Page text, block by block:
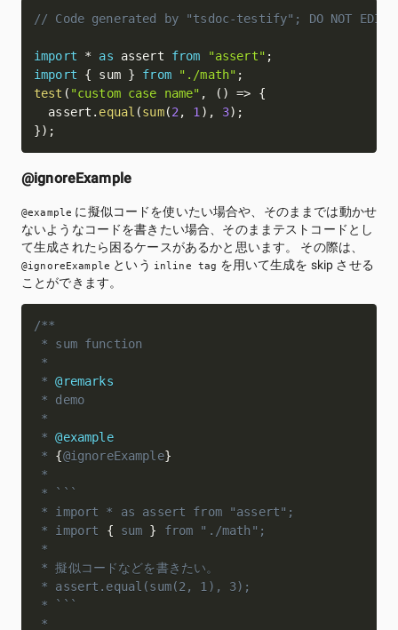
// Code generated by "tsdoc-testify"; DO NOT EDIT.
import * as assert from "assert" ;
import
{ sum } from "./math" ;
test ( "custom case name" , ( ) =>
{
  assert
. equal (sum(2, 1) , 3) ;
}) ;
@ignoreExample
@example に擬似コードを使いたい場合や、そのままでは動かせ
ないようなコードを書きたい場合、そのままテストコードとし
て生成されたら困るケースがあるかと思います。 その際は、
@ignoreExample という inline tag を用いて生成を skip させる
ことができます。
/**
* sum function
*
* @remarks
* demo
*
* @example
* {@ignoreExample}
*
* ```
* import * as assert from "assert";
* import { sum } from "./math";
*
* 擬似コードなどを書きたい。
* assert.equal(sum(2, 1), 3);
* ```
*